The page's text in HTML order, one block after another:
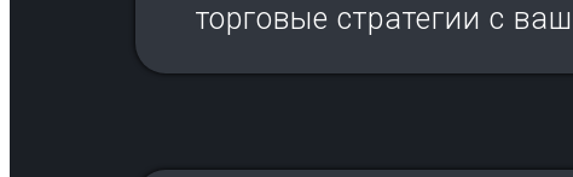
торговые стратегии с